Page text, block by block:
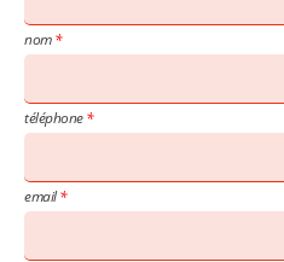
nom
téléphone
email